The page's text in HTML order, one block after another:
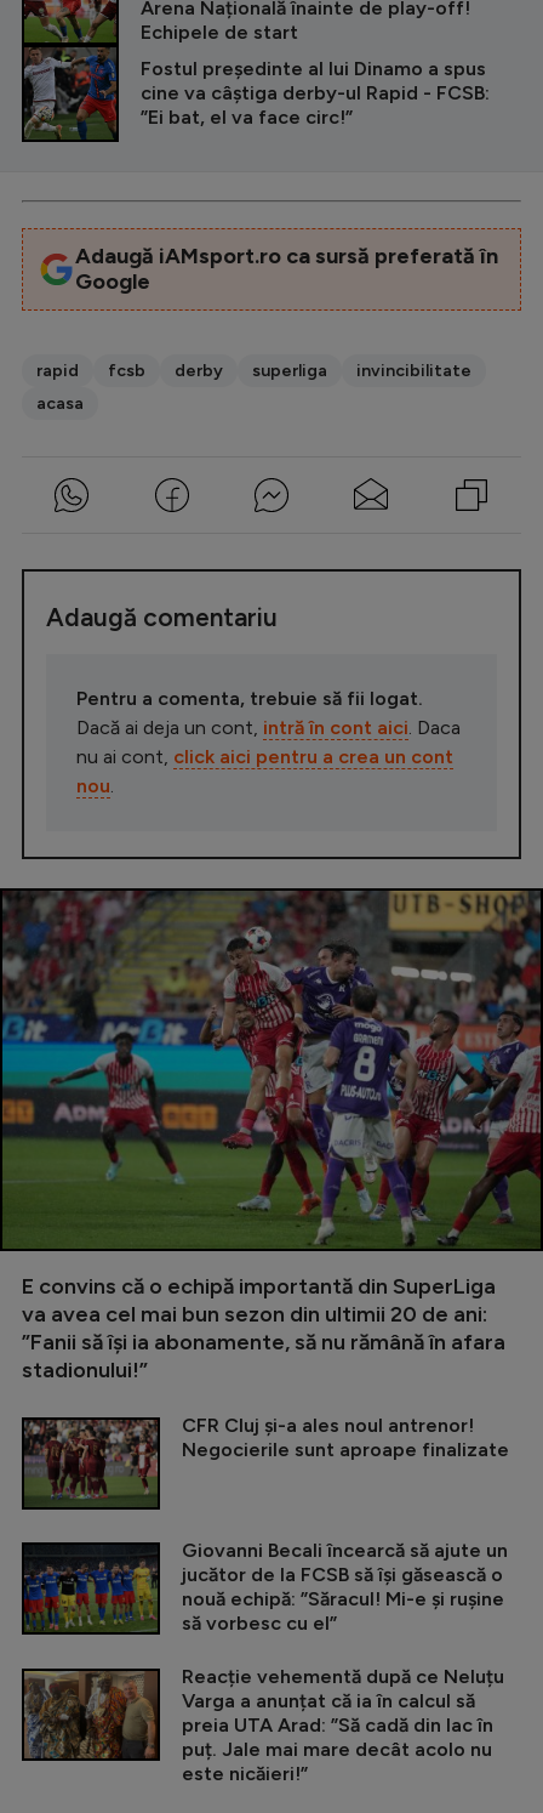
Arena Națională înainte de play-off!
Echipele de start
Fostul președinte al lui Dinamo a spus
cine va câștiga derby-ul Rapid - FCSB:
”Ei bat, el va face circ!”
Adaugă iAMsport.ro ca sursă preferată în
Google
rapid fcsb derby superliga
invincibilitate
acasa
Adaugă comentariu
Pentru a comenta, trebuie să fii logat.
Dacă ai deja un cont, intră în cont aici. Daca
nu ai cont, click aici pentru a crea un cont
nou.
E convins că o echipă importantă din SuperLiga
va avea cel mai bun sezon din ultimii 20 de ani:
”Fanii să își ia abonamente, să nu rămână în afara
stadionului!”
CFR Cluj și-a ales noul antrenor!
Negocierile sunt aproape finalizate
Giovanni Becali încearcă să ajute un
jucător de la FCSB să își găsească o
nouă echipă: ”Săracul! Mi-e și rușine
să vorbesc cu el”
Reacție vehementă după ce Neluțu
Varga a anunțat că ia în calcul să
preia UTA Arad: ”Să cadă din lac în
puț. Jale mai mare decât acolo nu
este nicăieri!”